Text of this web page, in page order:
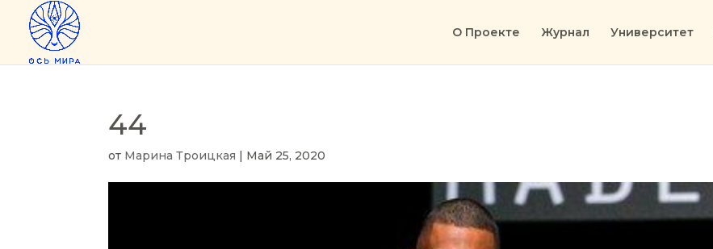
О Проекте Журнал Университет
44
от Марина Троицкая | Май 25, 2020